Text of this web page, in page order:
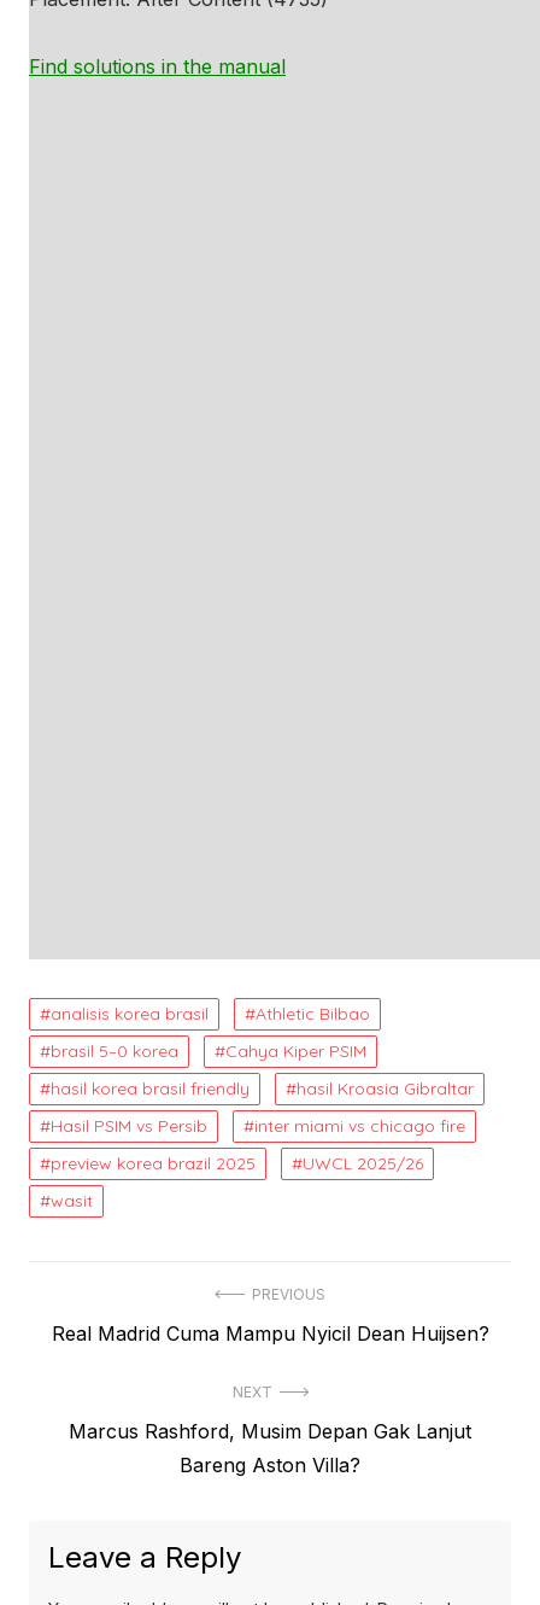
Find solutions in the manual
analisis korea brasil
Athletic Bilbao
brasil 5–0 korea
Cahya Kiper PSIM
hasil korea brasil friendly
hasil Kroasia Gibraltar
Hasil PSIM vs Persib
inter miami vs chicago fire
preview korea brazil 2025
UWCL 2025/26
wasit
navigation
PREVIOUS
Previous
Real Madrid Cuma Mampu Nyicil Dean Huijsen?
NEXT
NextMarcus Rashford, Musim Depan Gak Lanjut
Bareng Aston Villa?
Leave a Reply